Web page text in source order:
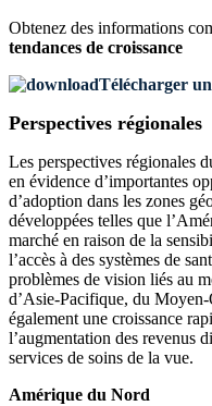
Obtenez des informations
tendances de croissance
Télécharger
Perspectives régionales
Les perspectives régionales
en évidence d’importantes
d’adoption dans les zones
développées telles que
marché en raison de la
l’accès à des systèmes de
problèmes de vision liés au
d’Asie-Pacifique, du
également une croissance
l’augmentation des revenus
services de soins de la vue.
Amérique du Nord